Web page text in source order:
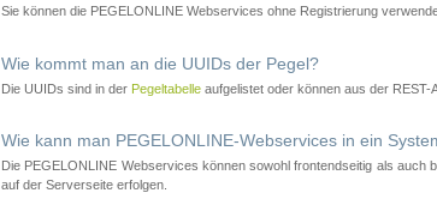
Sie können die PEGELONLINE Webservices ohne Registrierung
Wie kommt man an die UUIDs der Pegel?
Die UUIDs sind in der Pegeltabelle aufgelistet oder können aus der REST-
Wie kann man PEGELONLINE-Webservices in ein
Die PEGELONLINE Webservices können sowohl frontendseitig als
auf der Serverseite erfolgen.